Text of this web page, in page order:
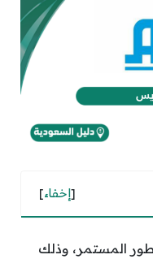
[إخفاء]
المستمر، وذلك